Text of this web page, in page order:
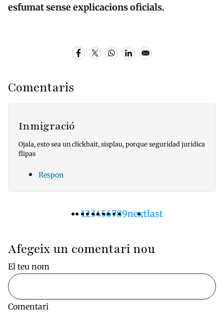
esfumat sense explicacions oficials.
Comentaris
Inmigració
Ojala, esto sea un clickbait, sisplau, porque seguridad juridica
flipas
Respon
Pàgina
1Pàgina
2Pàgina
3Pàgina
4Pàgina
5Pàgina
6Pàgina
7Pàgina
8Pàgina
9Pàgina
nextÚltima
last
Afegeix un comentari nou
El teu nom
Comentari